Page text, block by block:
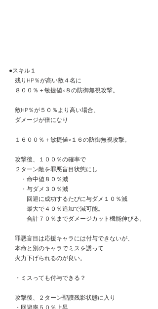
●スキル１
残りHP％が高い敵４名に
８００％＋敏捷値×８の防御無視攻撃。
敵HP％が５０％より高い場合、
ダメージが倍になり
１６００％＋敏捷値×１６の防御無視攻撃。
攻撃後、１００％の確率で
２ターン敵を罪悪盲目状態にし
・命中値８０％減
・与ダメ３０％減
回避に成功するたびに与ダメ１０％減
最大で４０％追加で減可能。
合計７０％までダメージカット機能伸びる。
罪悪盲目は応援キャラには付与できないが、
本命と別のキャラでミスを誘って
火力下げられるのが良い。
・ミスっても付与できる？
攻撃後、２ターン聖護残影状態に入り